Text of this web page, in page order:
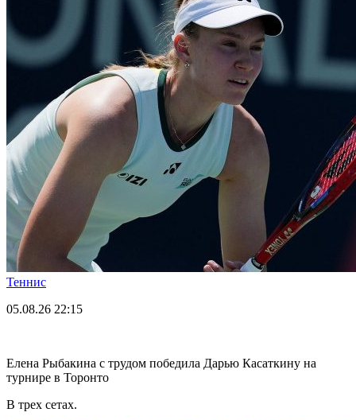
Теннис
05.08.26 22:15
Елена Рыбакина с трудом победила Дарью Касаткину на
турнире в Торонто
В трех сетах.